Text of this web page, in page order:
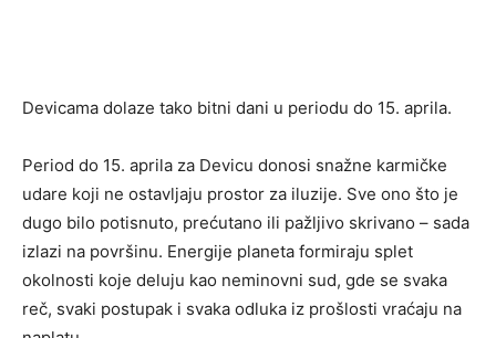
Devicama dolaze tako bitni dani u periodu do 15. aprila.
Period do 15. aprila za Devicu donosi snažne karmičke
udare koji ne ostavljaju prostor za iluzije. Sve ono što je
dugo bilo potisnuto, prećutano ili pažljivo skrivano – sada
izlazi na površinu. Energije planeta formiraju splet
okolnosti koje deluju kao neminovni sud, gde se svaka
reč, svaki postupak i svaka odluka iz prošlosti vraćaju na